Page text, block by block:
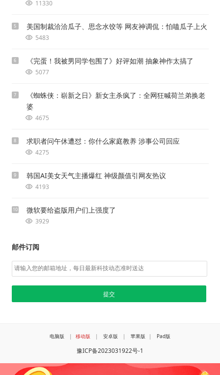
11330
5 美国制裁洽洽瓜子、思念水饺等 网友神调侃：怕嗑瓜子上火
5483
6 《完蛋！我被男同学包围了》好评如潮 抽象神作太搞了
5077
7
《蜘蛛侠：崭新之日》新女主杀疯了：全网狂喊荷兰弟换老
婆
4675
8 求职者问午休遭怼：你什么家庭教养 涉事公司回应
4275
9 韩国AI美女天气主播爆红 神级颜值引网友热议
4193
10 微软要给盗版用户们上强度了
3929
邮件订阅
电脑版 | 移动版 | 安卓版 | 苹果版 | Pad版
豫ICP备2023031922号-1